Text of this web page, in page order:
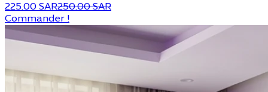
225.00 SAR250.00 SAR
Commander !